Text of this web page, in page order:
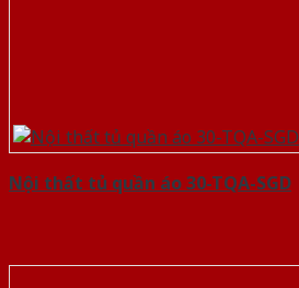
Nội thất tủ quần áo 30-TQA-SGD